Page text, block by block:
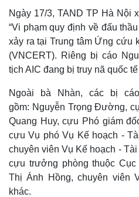
Ngày 17/3, TAND TP Hà Nội
“Vi phạm quy định về đấu
xảy ra tại Trung tâm Ứng cứu
(VNCERT). Riêng bị cáo
tịch AIC đang bị truy nã quốc
Ngoài bà Nhàn, các bị
gồm: Nguyễn Trọng Đường,
Quang Huy, cựu Phó giám
cựu Vụ phó Vụ Kế hoạch -
chuyên viên Vụ Kế hoạch -
cựu trưởng phòng thuộc
Thị Ánh Hồng, chuyên viên
khác.